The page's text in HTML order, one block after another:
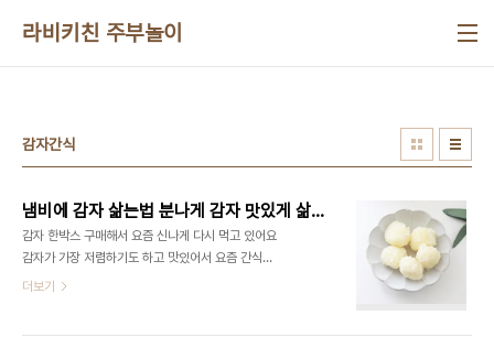
라비키친 주부놀이
감자간식
냄비에 감자 삶는법 분나게 감자 맛있게 삶는법 감자찌는법 감자 삶기
감자 한박스 구매해서 요즘 신나게 다시 먹고 있어요
감자가 가장 저렴하기도 하고 맛있어서 요즘 간식으
로도 즐겨 먹고 있는데요 ​ 오늘은 맛있게 먹을 수 있
더보기